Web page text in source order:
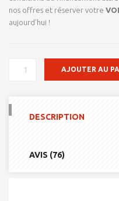
nos offres et réserver votre
aujourd’hui !
QUANTITÉ
AJOUTER AU
DESCRIPTION
AVIS (76)